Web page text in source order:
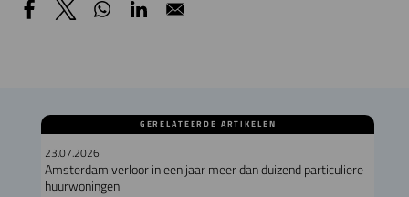
GERELATEERDE ARTIKELEN
23.07.2026
Amsterdam verloor in een jaar meer dan duizend particuliere
huurwoningen